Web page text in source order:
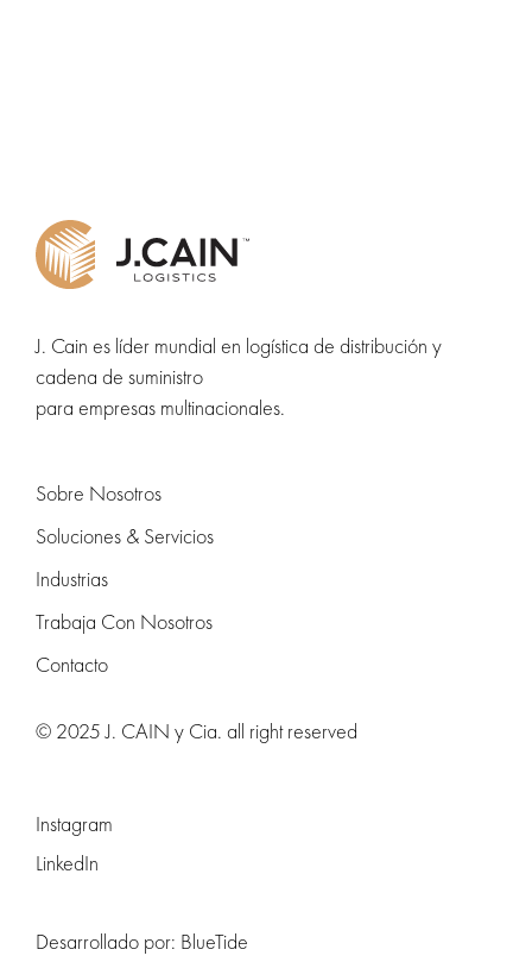
J. Cain es líder mundial en logística de distribución y
cadena de suministro
para empresas multinacionales.
Sobre Nosotros
Soluciones & Servicios
Industrias
Trabaja Con Nosotros
Contacto
© 2025 J. CAIN y Cia. all right reserved
Instagram
LinkedIn
Desarrollado por: BlueTide